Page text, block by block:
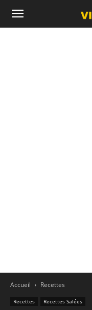
Accueil Recettes
Recettes Recettes Salées